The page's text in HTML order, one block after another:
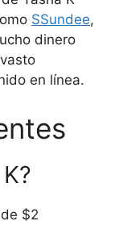
SSundee,
dinero
en línea.
$2